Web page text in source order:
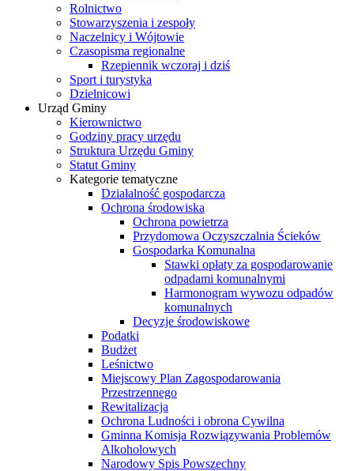
Rolnictwo
Stowarzyszenia i zespoły
Naczelnicy i Wójtowie
Czasopisma regionalne
Rzepiennik wczoraj i dziś
Sport i turystyka
Dzielnicowi
Urząd Gminy
Kierownictwo
Godziny pracy urzędu
Struktura Urzędu Gminy
Statut Gminy
Kategorie tematyczne
Działalność gospodarcza
Ochrona środowiska
Ochrona powietrza
Przydomowa Oczyszczalnia Ścieków
Gospodarka Komunalna
Stawki opłaty za gospodarowanie
odpadami komunalnymi
Harmonogram wywozu odpadów
komunalnych
Decyzje środowiskowe
Podatki
Budżet
Leśnictwo
Miejscowy Plan Zagospodarowania
Przestrzennego
Rewitalizacja
Ochrona Ludności i obrona Cywilna
Gminna Komisja Rozwiązywania Problemów
Alkoholowych
Narodowy Spis Powszechny